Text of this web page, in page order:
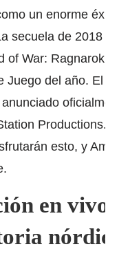
un enorme
secuela de 2018
of War: Ragnarok,
Juego del año. El
Productions.
esto, y
en vivo